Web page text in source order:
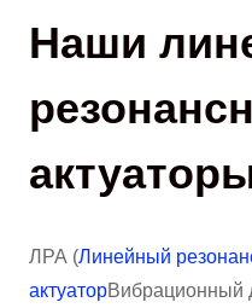
Наши
ЛРА (Линейный
актуаторВибрационный